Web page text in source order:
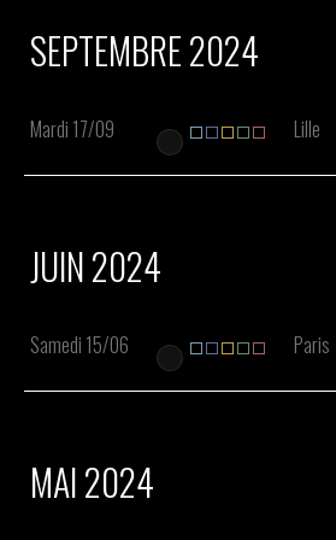
SEPTEMBRE 2024
Mardi 17/09 Lille
JUIN 2024
Samedi 15/06 Paris
MAI 2024